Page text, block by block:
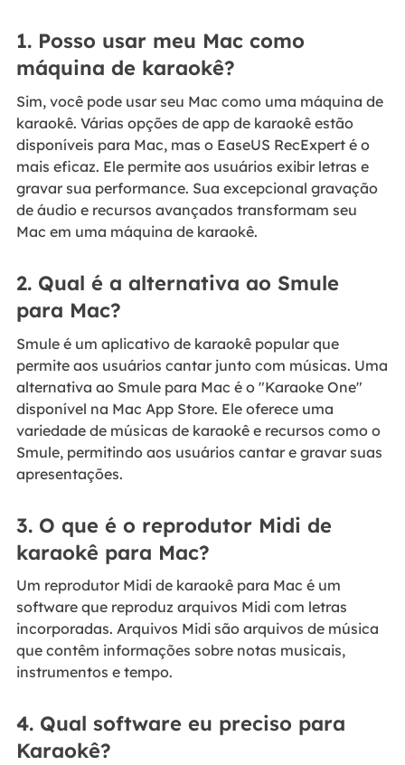
1. Posso usar meu Mac como
máquina de karaokê?
Sim, você pode usar seu Mac como uma máquina de
karaokê. Várias opções de app de karaokê estão
disponíveis para Mac, mas o EaseUS RecExpert é o
mais eficaz. Ele permite aos usuários exibir letras e
gravar sua performance. Sua excepcional gravação
de áudio e recursos avançados transformam seu
Mac em uma máquina de karaokê.
2. Qual é a alternativa ao Smule
para Mac?
Smule é um aplicativo de karaokê popular que
permite aos usuários cantar junto com músicas. Uma
alternativa ao Smule para Mac é o "Karaoke One"
disponível na Mac App Store. Ele oferece uma
variedade de músicas de karaokê e recursos como o
Smule, permitindo aos usuários cantar e gravar suas
apresentações.
3. O que é o reprodutor Midi de
karaokê para Mac?
Um reprodutor Midi de karaokê para Mac é um
software que reproduz arquivos Midi com letras
incorporadas. Arquivos Midi são arquivos de música
que contêm informações sobre notas musicais,
instrumentos e tempo.
4. Qual software eu preciso para
Karaokê?